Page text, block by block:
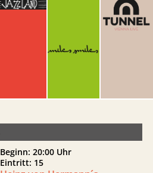
Beginn: 20:00 Uhr
Eintritt: 15